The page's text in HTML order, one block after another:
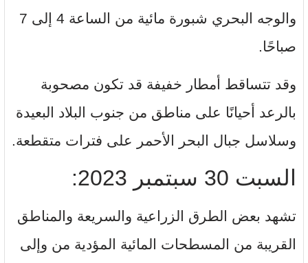
والوجه البحري شبورة مائية من الساعة 4 إلى 7
صباحًا.
وقد تتساقط أمطار خفيفة قد تكون مصحوبة
بالرعد أحيانًا على مناطق من جنوب البلاد البعيدة
وسلاسل جبال البحر الأحمر على فترات متقطعة.
السبت 30 سبتمبر 2023:
تشهد بعض الطرق الزراعية والسريعة والمناطق
القريبة من المسطحات المائية المؤدية من وإلى